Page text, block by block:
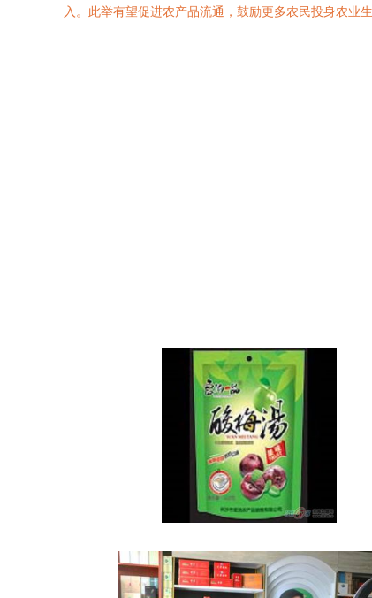
入。此举有望促进农产品流通，鼓励更多农民投身农业